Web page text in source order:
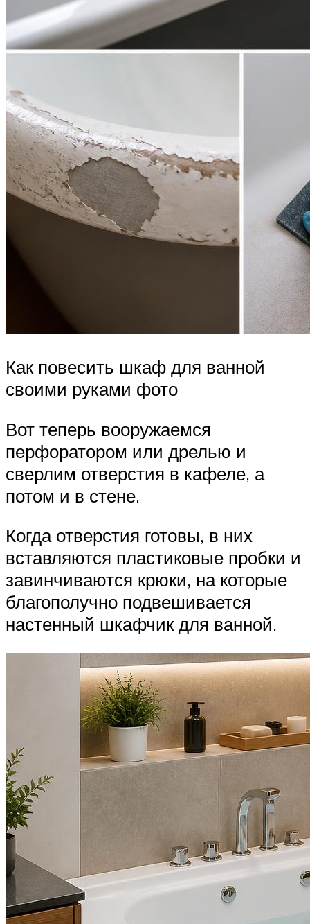
Как повесить шкаф для ванной
своими руками фото
Вот теперь вооружаемся
перфоратором или дрелью и
сверлим отверстия в кафеле, а
потом и в стене.
Когда отверстия готовы, в них
вставляются пластиковые пробки и
завинчиваются крюки, на которые
благополучно подвешивается
настенный шкафчик для ванной.